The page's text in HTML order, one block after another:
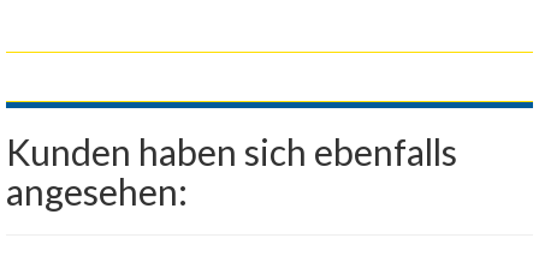
Kunden haben sich ebenfalls
angesehen: